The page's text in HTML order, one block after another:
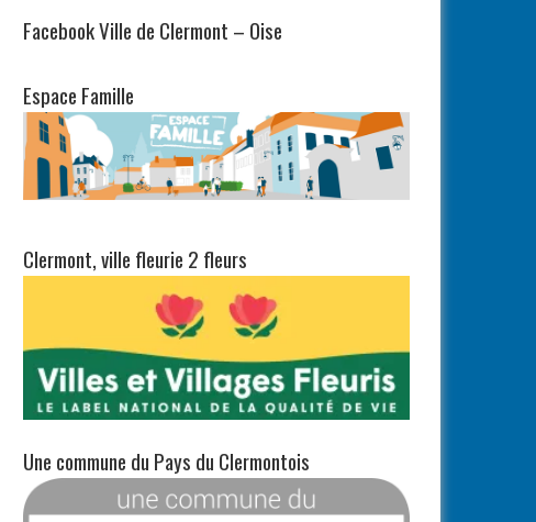
Facebook Ville de Clermont – Oise
Espace Famille
Clermont, ville fleurie 2 fleurs
Une commune du Pays du Clermontois